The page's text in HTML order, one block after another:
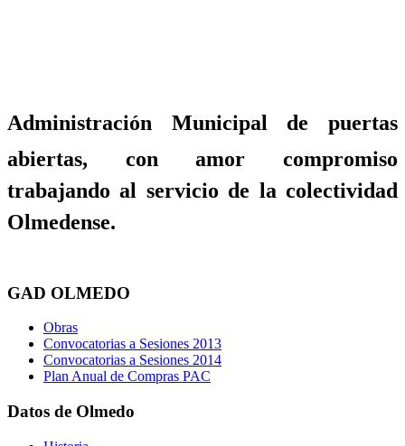
Administración Municipal de puertas
abiertas, con amor compromiso
trabajando al servicio de la colectividad
Olmedense.
GAD OLMEDO
Obras
Convocatorias a Sesiones 2013
Convocatorias a Sesiones 2014
Plan Anual de Compras PAC
Datos de Olmedo